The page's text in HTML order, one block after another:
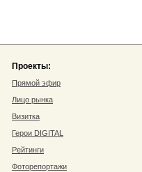
Проекты:
Прямой эфир
Лицо рынка
Визитка
Герои DIGITAL
Рейтинги
Фоторепортажи